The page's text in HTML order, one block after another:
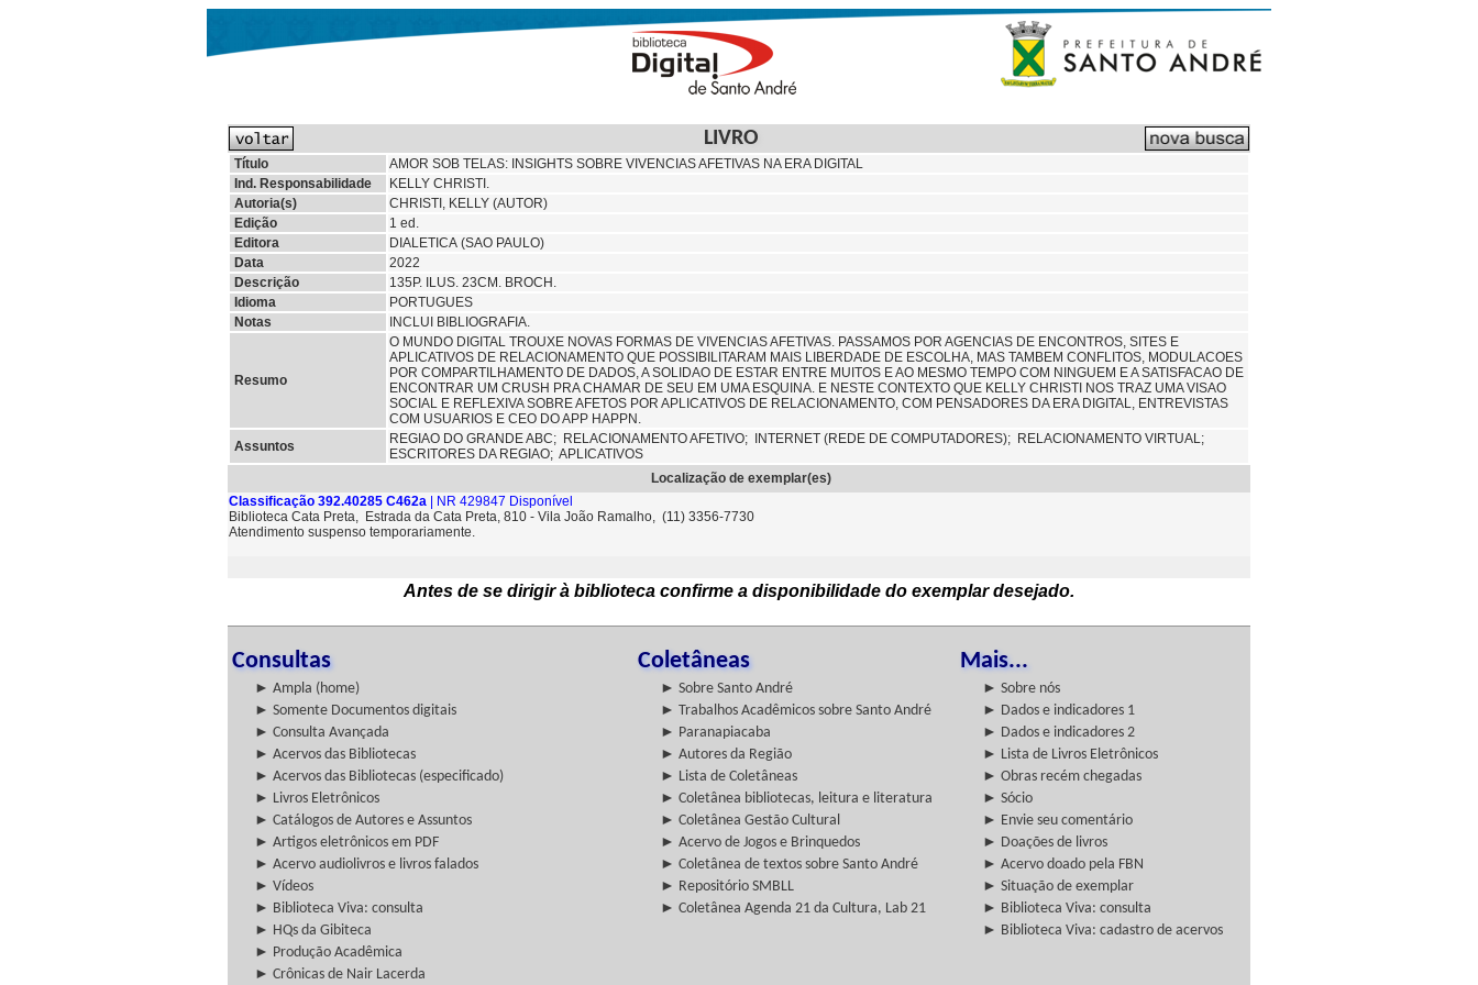
LIVRO
Título
AMOR SOB TELAS: INSIGHTS SOBRE VIVENCIAS AFETIVAS NA ERA DIGITAL
Ind. Responsabilidade
KELLY CHRISTI.
Autoria(s)
CHRISTI, KELLY (AUTOR)
Edição
1 ed.
Editora
DIALETICA (SAO PAULO)
Data
2022
Descrição
135P. ILUS. 23CM. BROCH.
Idioma
PORTUGUES
Notas
INCLUI BIBLIOGRAFIA.
Resumo
O MUNDO DIGITAL TROUXE NOVAS FORMAS DE VIVENCIAS AFETIVAS. PASSAMOS POR AGENCIAS DE ENCONTROS, SITES E
APLICATIVOS DE RELACIONAMENTO QUE POSSIBILITARAM MAIS LIBERDADE DE ESCOLHA, MAS TAMBEM CONFLITOS, MODULACOES
POR COMPARTILHAMENTO DE DADOS, A SOLIDAO DE ESTAR ENTRE MUITOS E AO MESMO TEMPO COM NINGUEM E A SATISFACAO DE
ENCONTRAR UM CRUSH PRA CHAMAR DE SEU EM UMA ESQUINA. E NESTE CONTEXTO QUE KELLY CHRISTI NOS TRAZ UMA VISAO
SOCIAL E REFLEXIVA SOBRE AFETOS POR APLICATIVOS DE RELACIONAMENTO, COM PENSADORES DA ERA DIGITAL, ENTREVISTAS
COM USUARIOS E CEO DO APP HAPPN.
Assuntos
REGIAO DO GRANDE ABC; RELACIONAMENTO AFETIVO; INTERNET (REDE DE COMPUTADORES); RELACIONAMENTO VIRTUAL;
ESCRITORES DA REGIAO; APLICATIVOS
Localização de exemplar(es)
Classificação 392.40285 C462a | NR 429847 Disponível
Biblioteca Cata Preta, Estrada da Cata Preta, 810 - Vila João Ramalho, (11) 3356-7730
Atendimento suspenso temporariamente.
Antes de se dirigir à biblioteca confirme a disponibilidade do exemplar desejado.
Consultas Coletâneas Mais...
► Ampla (home) ► Sobre Santo André
► Sobre nós
► Somente Documentos digitais
► Trabalhos Acadêmicos sobre Santo André
► Dados e indicadores 1
► Consulta Avançada
► Paranapiacaba
► Dados e indicadores 2
► Acervos das Bibliotecas
► Autores da Região
► Lista de Livros Eletrônicos
► Acervos das Bibliotecas (especificado)
► Lista de Coletâneas
► Obras recém chegadas
► Livros Eletrônicos
► Coletânea bibliotecas, leitura e literatura
► Sócio
► Catálogos de Autores e Assuntos
► Coletânea Gestão Cultural
► Envie seu comentário
► Artigos eletrônicos em PDF
► Acervo de Jogos e Brinquedos
► Doações de livros
► Acervo audiolivros e livros falados
► Coletânea de textos sobre Santo André
► Acervo doado pela FBN
► Vídeos
► Repositório SMBLL
► Situação de exemplar
► Biblioteca Viva: consulta
► Coletânea Agenda 21 da Cultura, Lab 21
► Biblioteca Viva: consulta
► HQs da Gibiteca
► Biblioteca Viva: cadastro de acervos
► Produção Acadêmica
► Crônicas de Nair Lacerda